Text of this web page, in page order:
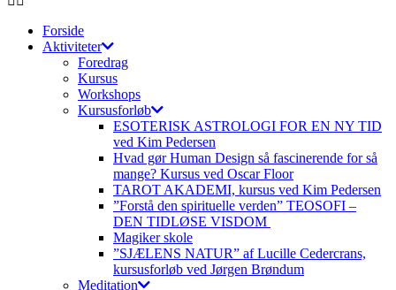
Forside
Aktiviteter
Foredrag
Kursus
Workshops
Kursusforløb
ESOTERISK ASTROLOGI FOR EN NY TID
ved Kim Pedersen
Hvad gør Human Design så fascinerende for så
mange? Kursus ved Oscar Floor
TAROT AKADEMI, kursus ved Kim Pedersen
”Forstå den spirituelle verden” TEOSOFI –
DEN TIDLØSE VISDOM
Magiker skole
”SJÆLENS NATUR” af Lucille Cedercrans,
kursusforløb ved Jørgen Brøndum
Meditation